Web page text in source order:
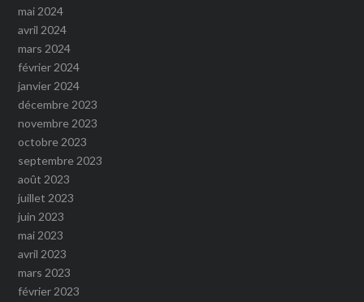
mai 2024
avril 2024
mars 2024
février 2024
janvier 2024
décembre 2023
novembre 2023
octobre 2023
septembre 2023
août 2023
juillet 2023
juin 2023
mai 2023
avril 2023
mars 2023
février 2023